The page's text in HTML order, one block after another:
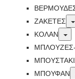
ΖΑΚΕΤΕΣ
ΚΟΛΑΝ
ΜΠΛΟΥΖΕΣ-
ΜΠΟΥΦΑΝ